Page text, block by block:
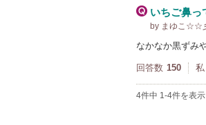
いちご鼻っ
by まゆこ☆☆
なかなか黒ずみ
回答数 150 私
4件中 1-4件を表示